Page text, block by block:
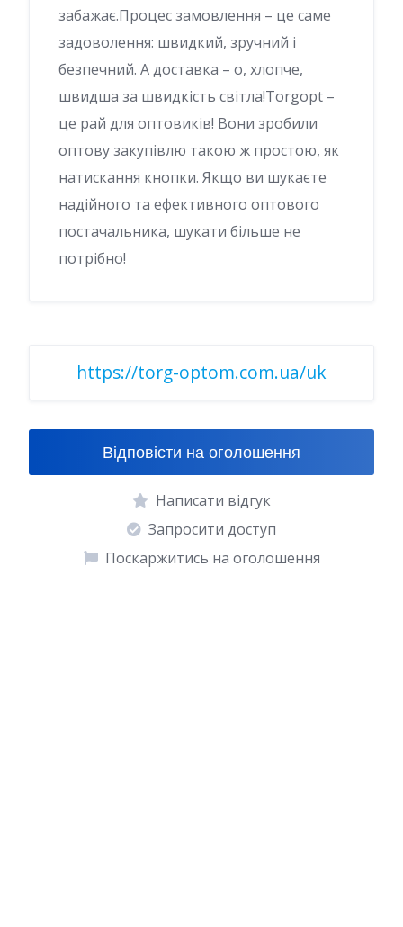
забажає.Процес замовлення – це саме
задоволення: швидкий, зручний і
безпечний. А доставка – о, хлопче,
швидша за швидкість світла!Torgopt –
це рай для оптовиків! Вони зробили
оптову закупівлю такою ж простою, як
натискання кнопки. Якщо ви шукаєте
надійного та ефективного оптового
постачальника, шукати більше не
потрібно!
https://torg-optom.com.ua/uk
Відповісти на оголошення
Написати відгук
Запросити доступ
Поскаржитись на оголошення